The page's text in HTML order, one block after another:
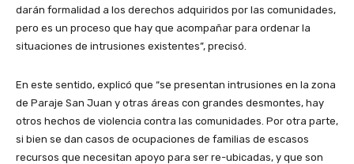
darán formalidad a los derechos adquiridos por las comunidades,
pero es un proceso que hay que acompañar para ordenar la
situaciones de intrusiones existentes”, precisó.
En este sentido, explicó que “se presentan intrusiones en la zona
de Paraje San Juan y otras áreas con grandes desmontes, hay
otros hechos de violencia contra las comunidades. Por otra parte,
si bien se dan casos de ocupaciones de familias de escasos
recursos que necesitan apoyo para ser re-ubicadas, y que son